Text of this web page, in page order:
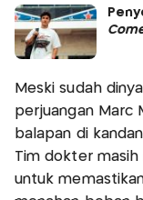
Meski sudah
perjuangan Marc
balapan di
Tim dokter masih
untuk